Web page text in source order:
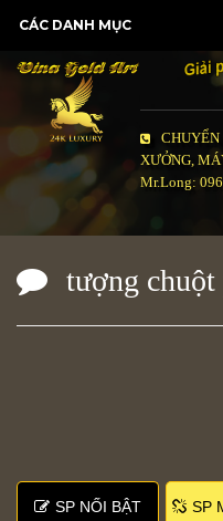
CÁC DANH MỤC
CHUYỂN
XƯỞNG,
Mr.Long:
tượng
SP NỐI BẬT SP